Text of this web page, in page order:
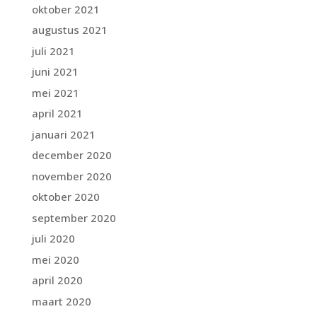
oktober 2021
augustus 2021
juli 2021
juni 2021
mei 2021
april 2021
januari 2021
december 2020
november 2020
oktober 2020
september 2020
juli 2020
mei 2020
april 2020
maart 2020